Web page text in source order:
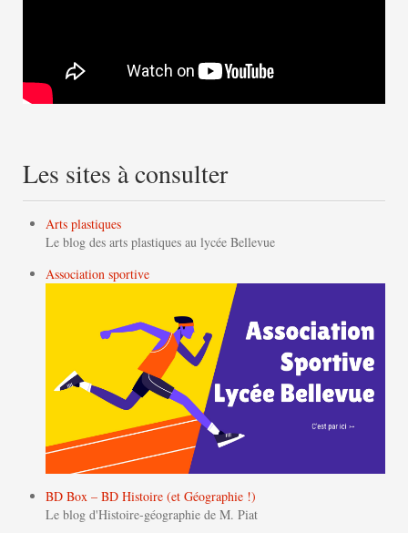
Les sites à consulter
Arts plastiques
Le blog des arts plastiques au lycée Bellevue
Association sportive
BD Box – BD Histoire (et Géographie !)
Le blog d'Histoire-géographie de M. Piat